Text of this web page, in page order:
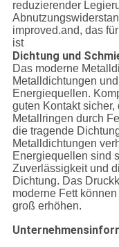
reduzierender
improved.and, das
ist
Dichtung und
Das moderne
Metalldichtungen
Energiequellen.
guten Kontakt
Metallringen durch
die tragende
Metalldichtungen
Energiequellen sind
Zuverlässigkeit und
Dichtung. Das
moderne Fett
groß erhöhen.